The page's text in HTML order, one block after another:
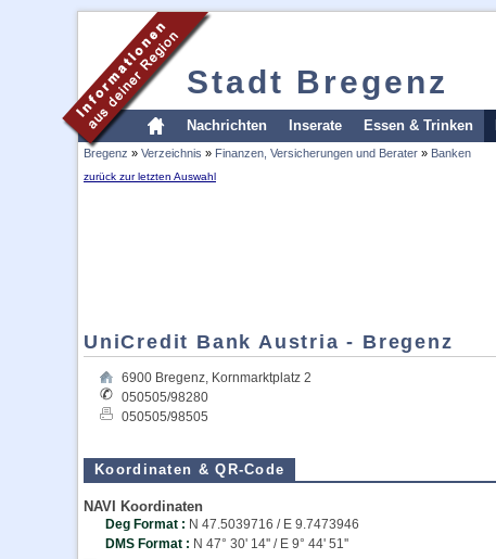
Stadt Bregenz
Nachrichten Inserate Essen & Trinken
Bregenz » Verzeichnis » Finanzen, Versicherungen und Berater » Banken
zurück zur letzten Auswahl
UniCredit Bank Austria - Bregenz
6900 Bregenz, Kornmarktplatz 2
050505/98280
050505/98505
Koordinaten & QR-Code
NAVI Koordinaten
Deg Format : N 47.5039716 / E 9.7473946
DMS Format : N 47° 30' 14'' / E 9° 44' 51''